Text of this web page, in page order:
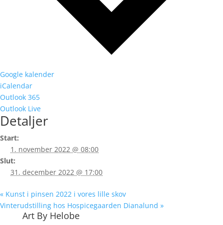
Google kalender
iCalendar
Outlook 365
Outlook Live
Detaljer
Start:
1. november 2022 @ 08:00
Slut:
31. december 2022 @ 17:00
« Kunst i pinsen 2022 i vores lille skov
Vinterudstilling hos Hospicegaarden Dianalund »
Art By Helobe